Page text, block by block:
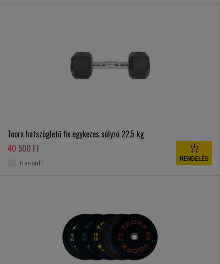
Toorx hatszögletű fix egykezes súlyzó 22,5 kg
40 500 Ft
RENDELÉS
Hasonlít